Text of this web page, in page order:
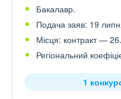
Бакалавр.
Подача заяв: 19
Місця: контракт — 26.
Регіональний
1